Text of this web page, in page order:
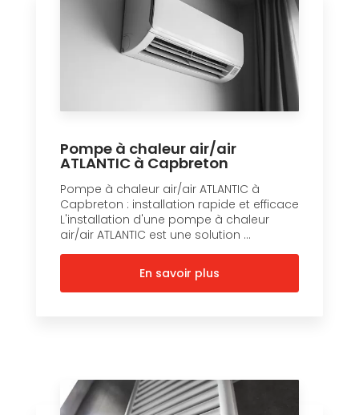
Pompe à chaleur air/air
ATLANTIC à Capbreton
Pompe à chaleur air/air ATLANTIC à
Capbreton : installation rapide et efficace
L'installation d'une pompe à chaleur
air/air ATLANTIC est une solution ...
En savoir plus